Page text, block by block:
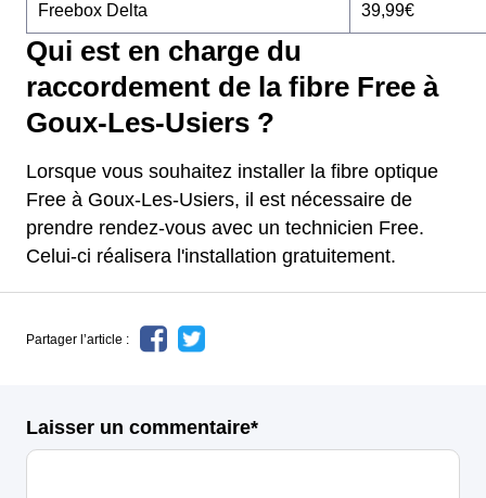
Freebox Delta 39,99€
Qui est en charge du
raccordement de la fibre Free à
Goux-Les-Usiers ?
Lorsque vous souhaitez installer la fibre optique
Free à Goux-Les-Usiers, il est nécessaire de
prendre rendez-vous avec un technicien Free.
Celui-ci réalisera l'installation gratuitement.
Partager l’article :
Laisser un commentaire*